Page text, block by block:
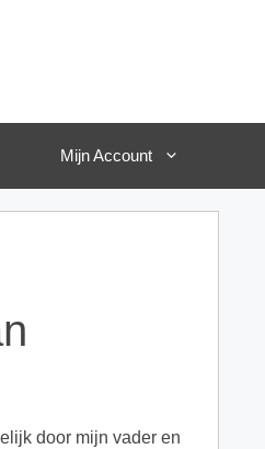
Mijn Account
door mijn vader en